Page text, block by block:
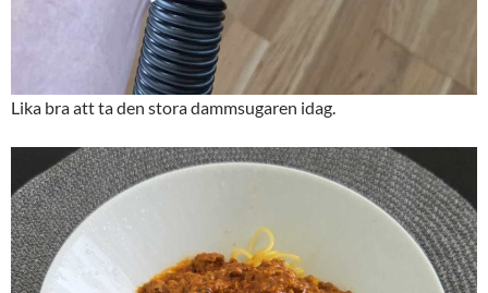
Lika bra att ta den stora dammsugaren idag.